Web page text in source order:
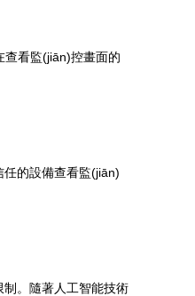
查看監(jiān)控畫面的
的設備查看監(jiān)
。隨著人工智能技術